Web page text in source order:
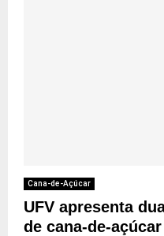
Cana-de-Açúcar
UFV apresenta
de cana-de-